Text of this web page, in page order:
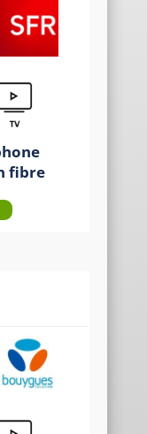
fibre